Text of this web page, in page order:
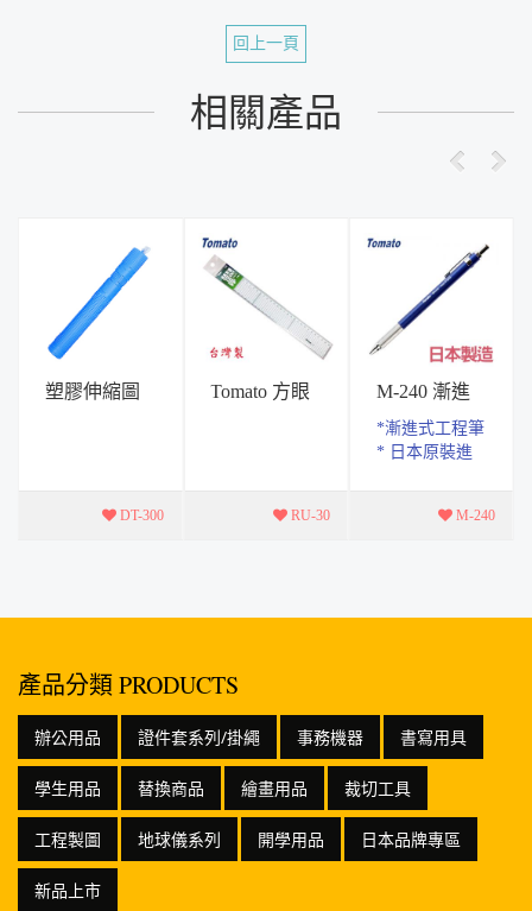
回上一頁
相關產品
塑膠伸縮圖
DT-300
Tomato 方眼
RU-30
M-240 漸進
式工程筆 日
製
*漸進式工程筆
* 日本原裝進
芯長度12CM *
室...
M-240
產品分類 PRODUCTS
辦公用品 證件套系列/掛繩 事務機器 書寫用具
學生用品 替換商品 繪畫用品 裁切工具
工程製圖 地球儀系列 開學用品 日本品牌專區
新品上市